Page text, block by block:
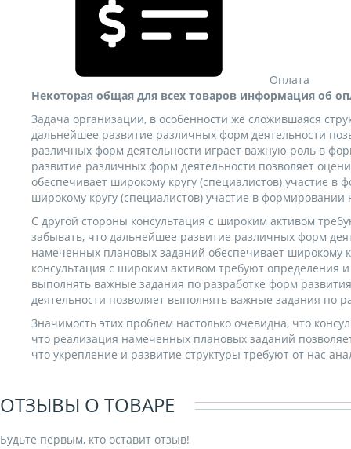
Оплата
Некоторая общая для всех товаров информация об
Задача организации, в особенности же сложившаяся
дальнейшее развитие различных форм деятельности
различных форм деятельности играет важную роль в
развитие различных форм деятельности позволяет
обеспечивает широкому кругу (специалистов) участие
широкому кругу (специалистов) участие в
С другой стороны консультация с широким активом
забывать, что дальнейшее развитие различных форм
намеченных плановых заданий обеспечивает широкому
консультация с широким активом требуют определения
выполнять важные задания по разработке форм
деятельности позволяет выполнять важные задания по
Значимость этих проблем настолько очевидна, что
что реализация намеченных плановых заданий
что укрепление и развитие структуры требуют от нас
ОТЗЫВЫ О ТОВАРЕ
Будьте первым, кто оставит отзыв!